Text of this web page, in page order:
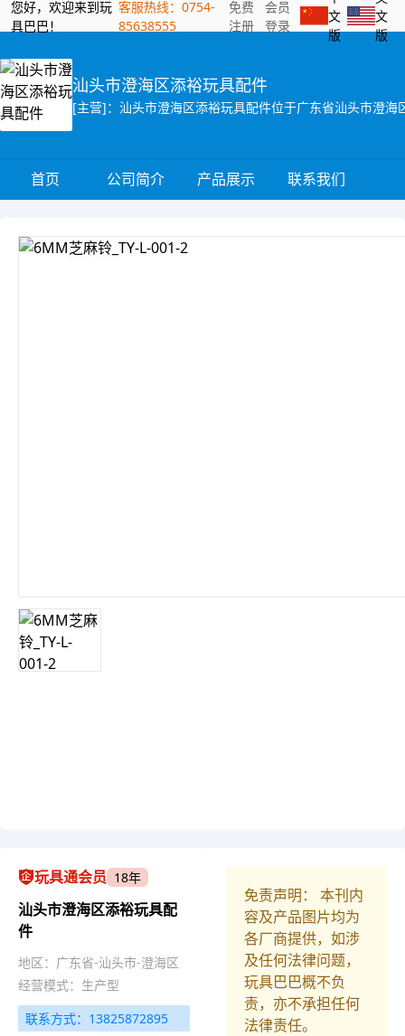
您好，欢迎来到玩
具巴巴！
客服热线：0754-
85638555
免费
注册
会员
登录
文
版
文
版
汕头市澄海区添裕玩具配件
首页 公司简介 产品展示 联系我们
玩具通会员 18年
汕头市澄海区添裕玩具配
件
地区：广东省-汕头市-澄海区
经营模式：生产型
联系方式：13825872895
免责声明： 本刊内
容及产品图片均为
各厂商提供，如涉
及任何法律问题，
玩具巴巴概不负
责，亦不承担任何
法律责任。